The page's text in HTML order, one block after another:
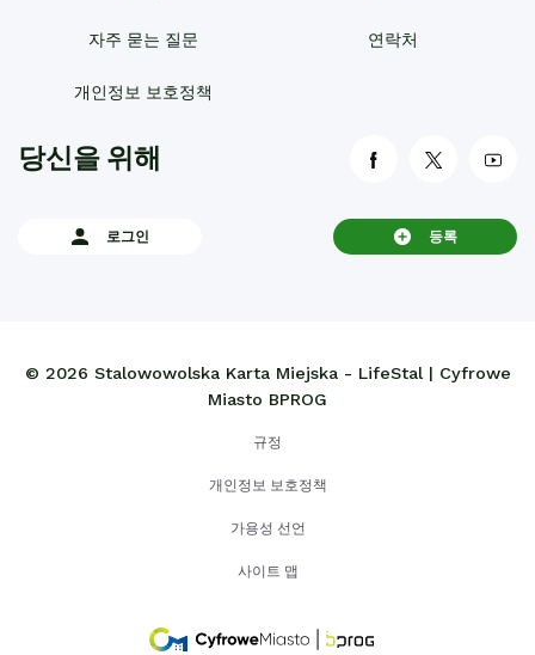
자주 묻는 질문 연락처
개인정보 보호정책
link otwiera się
link
당신을 위해
로그인 등록
© 2026 Stalowowolska Karta Miejska - LifeStal | Cyfrowe
Miasto BPROG
규정
개인정보 보호정책
가용성 선언
사이트 맵
link